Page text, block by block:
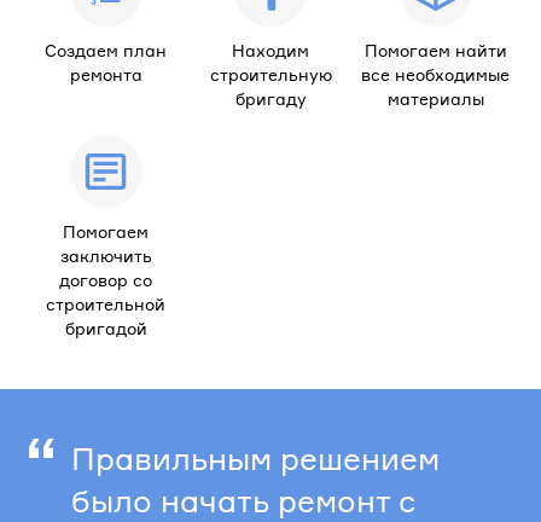
Создаем план
ремонта
Находим
строительную
бригаду
Помогаем найти
все необходимые
материалы
Помогаем
заключить
договор со
строительной
бригадой
“ Правильным решением
было начать ремонт с